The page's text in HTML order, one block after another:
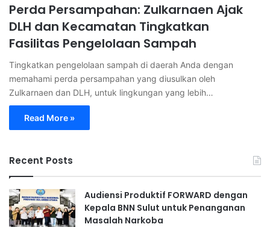
Perda Persampahan: Zulkarnaen Ajak
DLH dan Kecamatan Tingkatkan
Fasilitas Pengelolaan Sampah
Tingkatkan pengelolaan sampah di daerah Anda dengan
memahami perda persampahan yang diusulkan oleh
Zulkarnaen dan DLH, untuk lingkungan yang lebih…
Read More »
Recent Posts
Audiensi Produktif FORWARD dengan
Kepala BNN Sulut untuk Penanganan
Masalah Narkoba